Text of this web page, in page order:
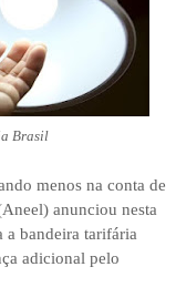
Brasil
menos na conta de
anunciou nesta
a bandeira tarifária
adicional pelo